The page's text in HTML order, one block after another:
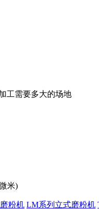
工需要多大的场地
米)
粉机 LM系列立式磨粉机